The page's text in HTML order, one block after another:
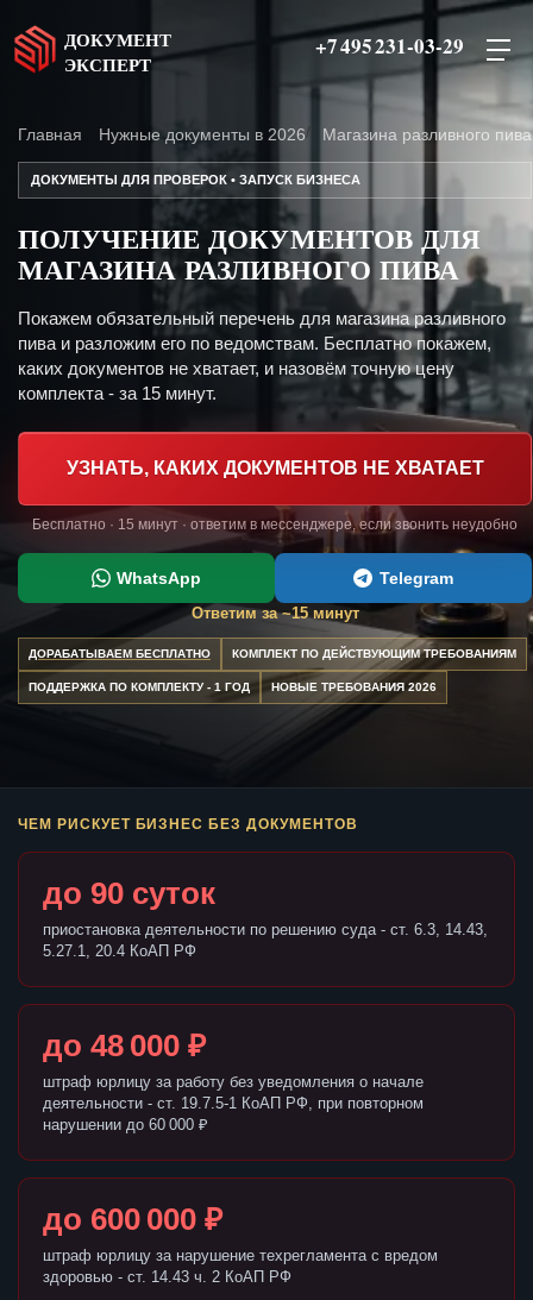
ДОКУМЕНТ
ЭКСПЕРТ
+7 495 231-03-29
Главная Нужные документы в 2026 Магазина разливного пива
ДОКУМЕНТЫ ДЛЯ ПРОВЕРОК • ЗАПУСК БИЗНЕСА
ПОЛУЧЕНИЕ ДОКУМЕНТОВ ДЛЯ
МАГАЗИНА РАЗЛИВНОГО ПИВА
Покажем обязательный перечень для магазина разливного
пива и разложим его по ведомствам. Бесплатно покажем,
каких документов не хватает, и назовём точную цену
комплекта - за 15 минут.
УЗНАТЬ, КАКИХ ДОКУМЕНТОВ НЕ ХВАТАЕТ
Бесплатно · 15 минут · ответим в мессенджере, если звонить неудобно
WhatsApp Telegram
Ответим за ~15 минут
ДОРАБАТЫВАЕМ БЕСПЛАТНО КОМПЛЕКТ ПО ДЕЙСТВУЮЩИМ ТРЕБОВАНИЯМ
ПОДДЕРЖКА ПО КОМПЛЕКТУ - 1 ГОД НОВЫЕ ТРЕБОВАНИЯ 2026
ЧЕМ РИСКУЕТ БИЗНЕС БЕЗ ДОКУМЕНТОВ
до 90 суток
приостановка деятельности по решению суда - ст. 6.3, 14.43,
5.27.1, 20.4 КоАП РФ
до 48 000 ₽
штраф юрлицу за работу без уведомления о начале
деятельности - ст. 19.7.5-1 КоАП РФ, при повторном
нарушении до 60 000 ₽
до 600 000 ₽
штраф юрлицу за нарушение техрегламента с вредом
здоровью - ст. 14.43 ч. 2 КоАП РФ